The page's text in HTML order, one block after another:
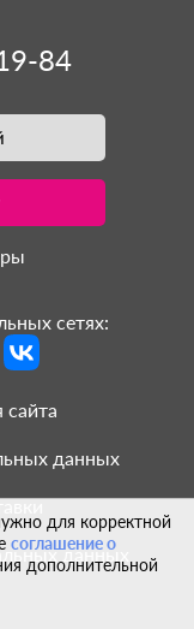
для корректной
соглашение о
дополнительной
84
сетях:
сайта
данных
данных